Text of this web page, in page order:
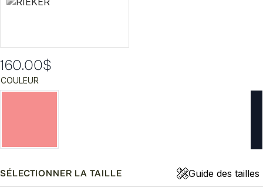
160.00$
COULEUR
SÉLECTIONNER LA TAILLE Guide des tailles